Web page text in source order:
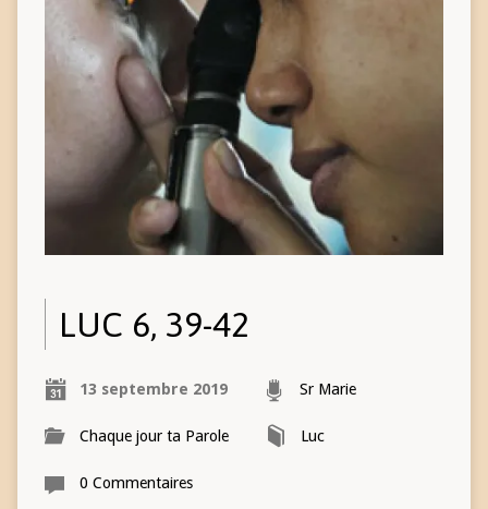
LUC 6, 39-42
13 septembre 2019 Sr Marie
Chaque jour ta Parole Luc
0 Commentaires